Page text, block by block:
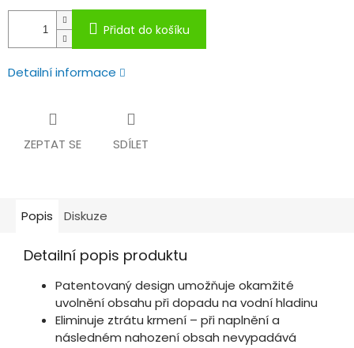
Přidat do košíku
Detailní informace
ZEPTAT SE SDÍLET
Popis Diskuze
Detailní popis produktu
Patentovaný design umožňuje okamžité
uvolnění obsahu při dopadu na vodní hladinu
Eliminuje ztrátu krmení – při naplnění a
následném nahození obsah nevypadává